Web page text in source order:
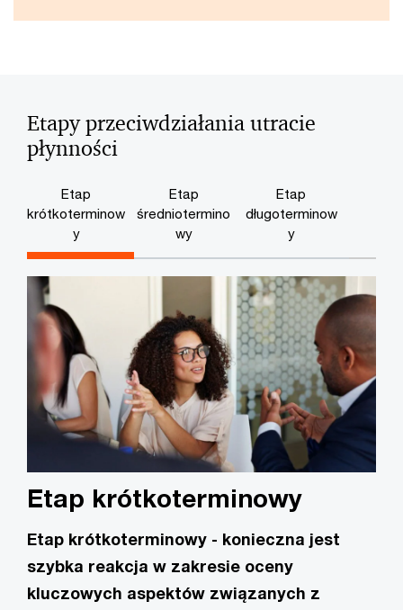
Etapy przeciwdziałania utracie
płynności
Etap
krótkoterminow
y
Etap
średniotermino
wy
Etap
długoterminow
y
Etap krótkoterminowy
Etap krótkoterminowy - konieczna jest
szybka reakcja w zakresie oceny
kluczowych aspektów związanych z